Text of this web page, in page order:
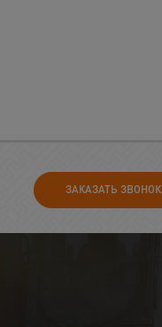
ЗАКАЗАТЬ ЗВОНОК